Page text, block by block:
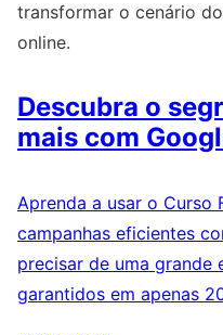
transformar o cenário do
online.
Descubra o
mais com
Aprenda a usar o Curso
campanhas eficientes
precisar de uma grande
garantidos em apenas